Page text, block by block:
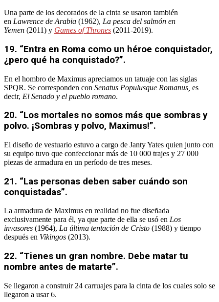
Una parte de los decorados de la cinta se usaron también
en Lawrence de Arabia (1962), La pesca del salmón en
Yemen (2011) y Games of Thrones (2011-2019).
19. “Entra en Roma como un héroe conquistador,
¿pero qué ha conquistado?”.
En el hombro de Maximus apreciamos un tatuaje con las siglas
SPQR. Se corresponden con Senatus Populusque Romanus, es
decir, El Senado y el pueblo romano.
20. “Los mortales no somos más que sombras y
polvo. ¡Sombras y polvo, Maximus!”.
El diseño de vestuario estuvo a cargo de Janty Yates quien junto con
su equipo tuvo que confeccionar más de 10 000 trajes y 27 000
piezas de armadura en un período de tres meses.
21. “Las personas deben saber cuándo son
conquistadas”.
La armadura de Maximus en realidad no fue diseñada
exclusivamente para él, ya que parte de ella se usó en Los
invasores (1964), La última tentación de Cristo (1988) y tiempo
después en Vikingos (2013).
22. “Tienes un gran nombre. Debe matar tu
nombre antes de matarte”.
Se llegaron a construir 24 carruajes para la cinta de los cuales solo se
llegaron a usar 6.